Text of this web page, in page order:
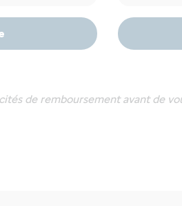
de remboursement avant de